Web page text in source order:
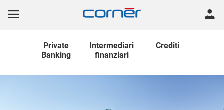
Private
Banking
Intermediari
finanziari
Crediti